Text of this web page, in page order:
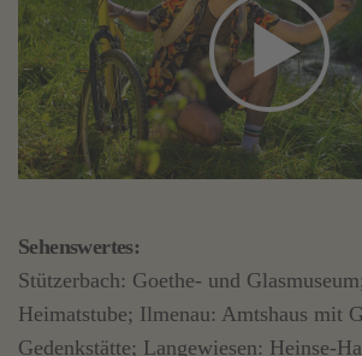
Sehenswertes:
Stützerbach: Goethe- und
Heimatstube; Ilmenau: Amtshaus mit
Gedenkstätte; Langewiesen: Heinse-